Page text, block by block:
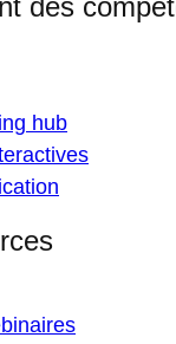
des
hub